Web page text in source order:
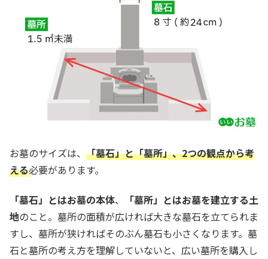
お墓のサイズは、 「墓石」と「墓所」、2つの観点から考
える必要があります。
「墓石」とはお墓の本体、
「墓所」とはお墓を建立する土
地のこと。墓所の面積が広ければ大きな墓石を立てられま
すし、墓所が狭ければそのぶん墓石も小さくなります。墓
石と墓所の考え方を理解していないと、広い墓所を購入し